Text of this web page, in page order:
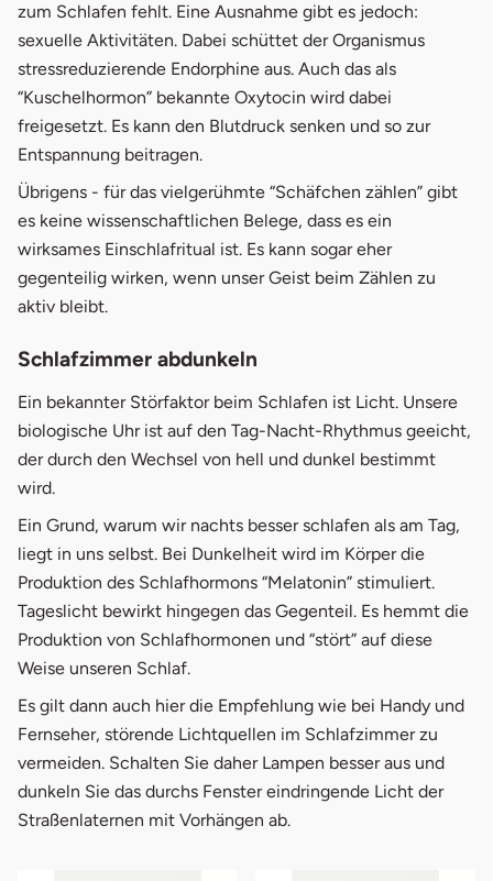
zum Schlafen fehlt. Eine Ausnahme gibt es jedoch:
sexuelle Aktivitäten. Dabei schüttet der Organismus
stressreduzierende Endorphine aus. Auch das als
“Kuschelhormon” bekannte Oxytocin wird dabei
freigesetzt. Es kann den Blutdruck senken und so zur
Entspannung beitragen.
Übrigens - für das vielgerühmte “Schäfchen zählen” gibt
es keine wissenschaftlichen Belege, dass es ein
wirksames Einschlafritual ist. Es kann sogar eher
gegenteilig wirken, wenn unser Geist beim Zählen zu
aktiv bleibt.
Schlafzimmer abdunkeln
Ein bekannter Störfaktor beim Schlafen ist Licht. Unsere
biologische Uhr ist auf den Tag-Nacht-Rhythmus geeicht,
der durch den Wechsel von hell und dunkel bestimmt
wird.
Ein Grund, warum wir nachts besser schlafen als am Tag,
liegt in uns selbst. Bei Dunkelheit wird im Körper die
Produktion des Schlafhormons “Melatonin” stimuliert.
Tageslicht bewirkt hingegen das Gegenteil. Es hemmt die
Produktion von Schlafhormonen und “stört” auf diese
Weise unseren Schlaf.
Es gilt dann auch hier die Empfehlung wie bei Handy und
Fernseher, störende Lichtquellen im Schlafzimmer zu
vermeiden. Schalten Sie daher Lampen besser aus und
dunkeln Sie das durchs Fenster eindringende Licht der
Straßenlaternen mit Vorhängen ab.